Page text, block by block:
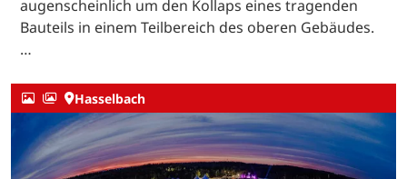
augenscheinlich um den Kollaps eines tragenden
Bauteils in einem Teilbereich des oberen Gebäudes.
…
Hasselbach